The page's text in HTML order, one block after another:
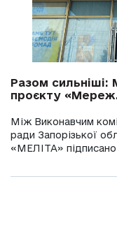
Разом сильніші:
проєкту
Між Виконавчим
ради Запорізької
«МЕЛІТА»